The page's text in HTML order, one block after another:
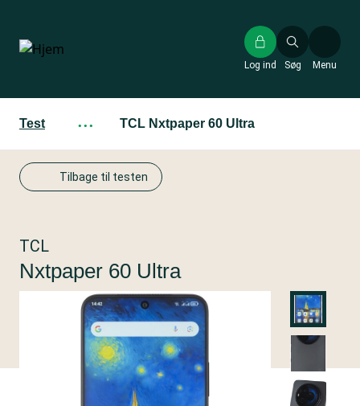
hovedindhold
Søg
Log ind Menu
Test ··· TCL Nxtpaper 60 Ultra
Tilbage til testen
TCL
Nxtpaper 60 Ultra